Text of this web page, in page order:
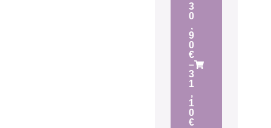
3
0
,
9
0
€
–
3
1
,
1
0
€